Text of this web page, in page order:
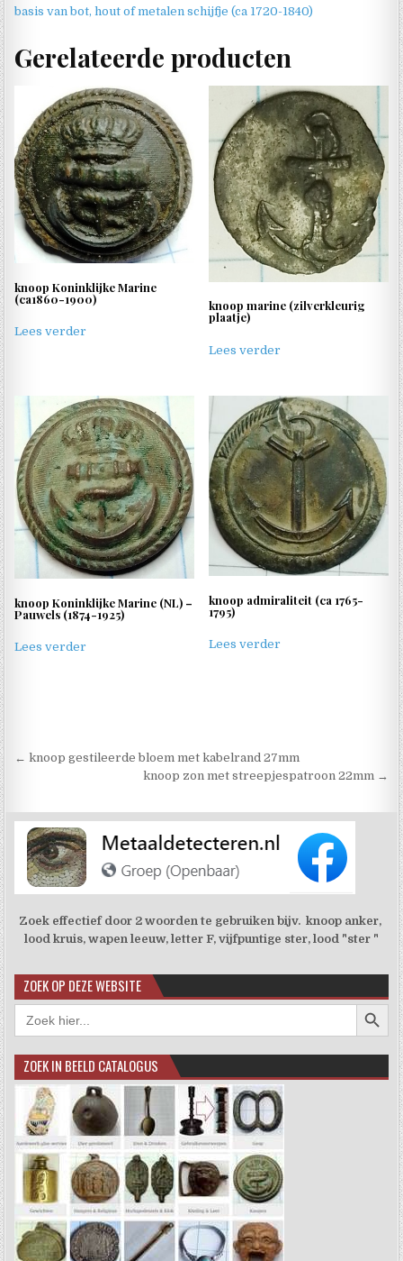
basis van bot, hout of metalen schijfje (ca 1720-1840)
Gerelateerde producten
knoop Koninklijke Marine
(ca1860-1900)
Lees verder
knoop marine (zilverkleurig
plaatje)
Lees verder
knoop Koninklijke Marine (NL) –
Pauwels (1874-1925)
Lees verder
knoop admiraliteit (ca 1765-
1795)
Lees verder
Berichtnavigatie
← knoop gestileerde bloem met kabelrand 27mm
knoop zon met streepjespatroon 22mm →
Zoek effectief door 2 woorden te gebruiken bijv. knoop anker,
lood kruis, wapen leeuw, letter F, vijfpuntige ster, lood "ster "
ZOEK OP DEZE WEBSITE
Zoek
naar:
ZOEK IN BEELD CATALOGUS